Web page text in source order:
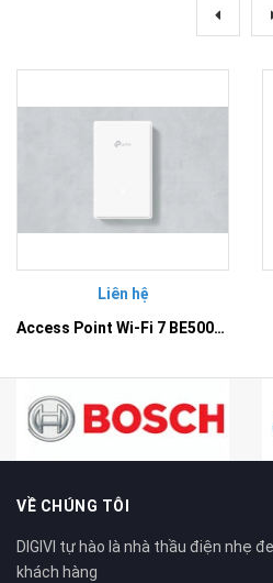
Liên hệ
Access Point Wi-Fi 7 BE5000 Gắn Tường – EAP725-Wall
VỀ CHÚNG TÔI
DIGIVI tự hào là nhà thầu điện nhẹ
khách hàng